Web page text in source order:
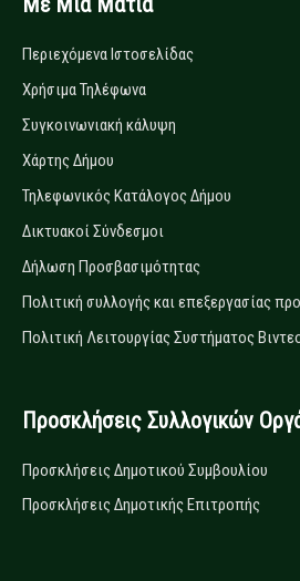
Περιεχόμενα Ιστοσελίδας
Χρήσιμα Τηλέφωνα
Συγκοινωνιακή κάλυψη
Χάρτης Δήμου
Τηλεφωνικός Κατάλογος Δήμου
Δικτυακοί Σύνδεσμοι
Δήλωση Προσβασιμότητας
Πολιτική συλλογής και επεξεργασίας
Πολιτική Λειτουργίας Συστήματος
Προσκλήσεις Συλλογικών
Προσκλήσεις Δημοτικού Συμβουλίου
Προσκλήσεις Δημοτικής Επιτροπής